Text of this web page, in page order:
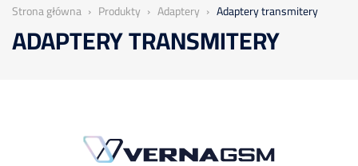
Strona główna Produkty Adaptery Adaptery transmitery
ADAPTERY TRANSMITERY